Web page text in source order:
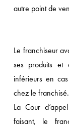
autre point de
Le franchiseur
ses produits et
inférieurs en
chez le franchisé.
La Cour
faisant, le